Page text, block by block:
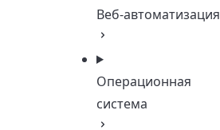
Веб-автоматизация
Операционная
система